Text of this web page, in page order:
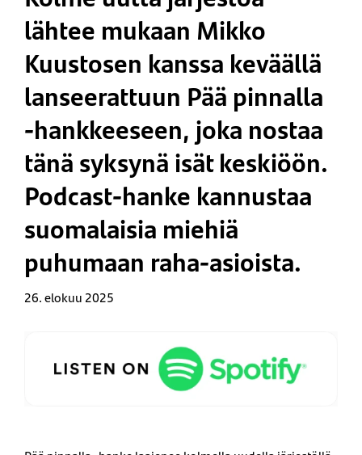
lähtee mukaan Mikko
Kuustosen kanssa keväällä
lanseerattuun Pää pinnalla
-hankkeeseen, joka nostaa
tänä syksynä isät keskiöön.
Podcast-hanke kannustaa
suomalaisia miehiä
puhumaan raha-asioista.
26. elokuu 2025